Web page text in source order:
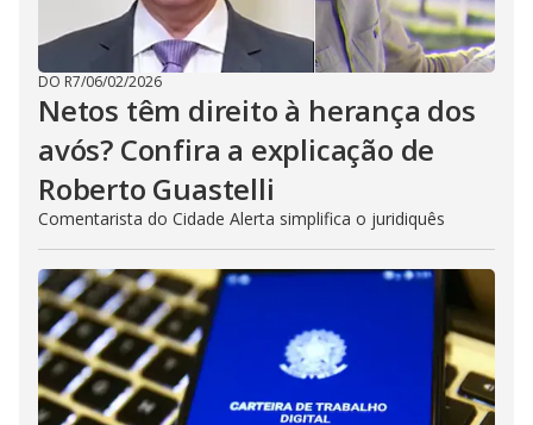
DO R7/06/02/2026
Netos têm direito à herança dos
avós? Confira a explicação de
Roberto Guastelli
Comentarista do Cidade Alerta simplifica o juridiquês